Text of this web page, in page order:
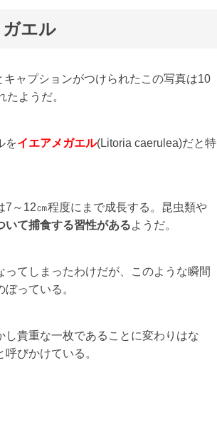
エル
キャプションがつけられたこの写真は10
ようだ。
をイエアメガエル(Litoria caerulea)だと特
～12㎝程度にまで成長する。昆虫類や
いて捕食する習性があるようだ。
てしまったわけだが、このような瞬間
っている。
貴重な一枚であることに変わりはな
びかけている。